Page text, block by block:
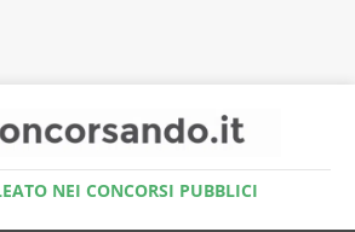
NEI CONCORSI PUBBLICI